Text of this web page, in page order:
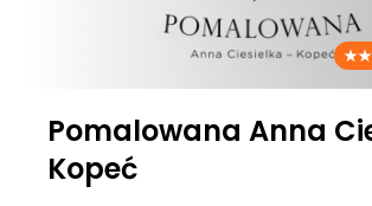
Pomalowana Anna
Kopeć